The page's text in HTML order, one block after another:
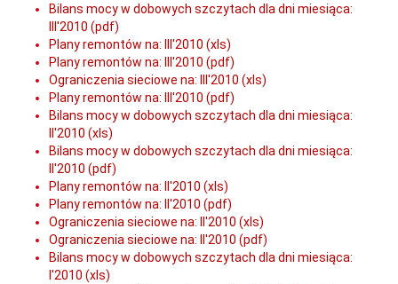
Bilans mocy w dobowych szczytach dla dni miesiąca:
III'2010 (pdf)
Plany remontów na: III'2010 (xls)
Plany remontów na: III'2010 (pdf)
Ograniczenia sieciowe na: III'2010 (xls)
Plany remontów na: III'2010 (pdf)
Bilans mocy w dobowych szczytach dla dni miesiąca:
II'2010 (xls)
Bilans mocy w dobowych szczytach dla dni miesiąca:
II'2010 (pdf)
Plany remontów na: II'2010 (xls)
Plany remontów na: II'2010 (pdf)
Ograniczenia sieciowe na: II'2010 (xls)
Ograniczenia sieciowe na: II'2010 (pdf)
Bilans mocy w dobowych szczytach dla dni miesiąca:
I'2010 (xls)